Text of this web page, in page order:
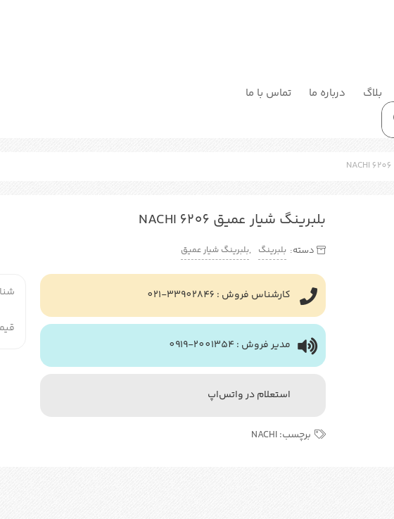
بلاگ درباره ما تماس با ما
بلبرینگ شیار عمیق NACHI 6206
دسته: بلبرینگ ,بلبرینگ شیار عمیق
کارشناس فروش : 33902846-021
مدیر فروش : 2001354-0919
استعلام در واتس‌اپ
برچسب:NACHI